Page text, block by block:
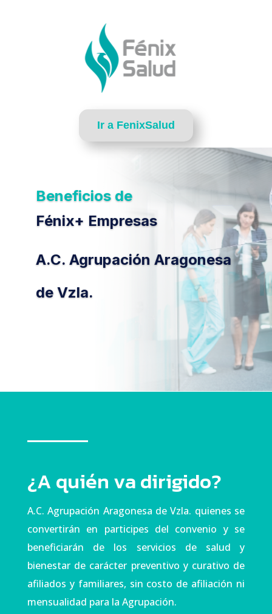
Ir a FenixSalud
Beneficios de
Fénix+ Empresas
A.C. Agrupación Aragonesa
de Vzla.
¿A quién va dirigido?
A.C. Agrupación Aragonesa de Vzla. quienes se
convertirán en participes del convenio y se
beneficiarán de los servicios de salud y
bienestar de carácter preventivo y curativo de
afiliados y familiares, sin costo de afiliación ni
mensualidad para la Agrupación.